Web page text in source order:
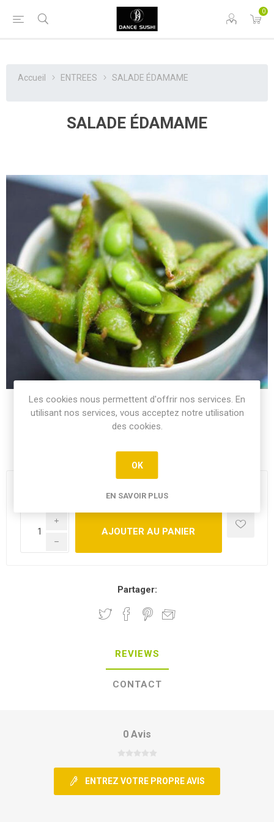
0
Accueil ENTREES SALADE ÉDAMAME
SALADE ÉDAMAME
3,80€
i
h
Partager:
REVIEWS
CONTACT
0 Avis
ENTREZ VOTRE PROPRE AVIS
Les cookies nous permettent d'offrir nos services. En
utilisant nos services, vous acceptez notre utilisation
des cookies.
OK
EN SAVOIR PLUS